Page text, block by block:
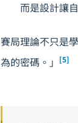
而是設計讓
賽局理論不只是
為的密碼。」
[5]